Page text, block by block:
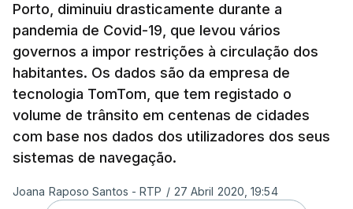
Porto, diminuiu drasticamente durante a
pandemia de Covid-19, que levou vários
governos a impor restrições à circulação dos
habitantes. Os dados são da empresa de
tecnologia TomTom, que tem registado o
volume de trânsito em centenas de cidades
com base nos dados dos utilizadores dos seus
sistemas de navegação.
Joana Raposo Santos - RTP / 27 Abril 2020, 19:54